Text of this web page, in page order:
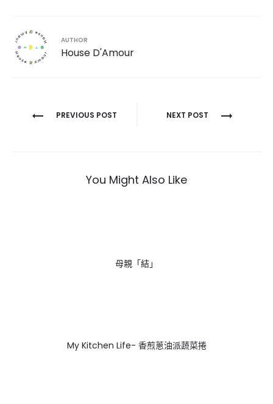
AUTHOR
House D'Amour
PREVIOUS POST NEXT POST
You Might Also Like
母親「結」
My Kitchen Life- 香煎蔥油派蔬菜捲